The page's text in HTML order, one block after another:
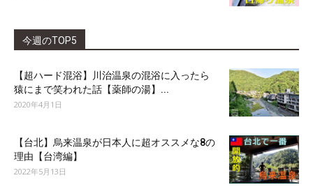
今週のTOP5
【超ハード混浴】川治温泉の混浴に入ったら
猿にまで笑われた話【薬師の湯】...
2020年4月1日
【台北】烏来温泉が日本人に超オススメな8の
理由【台湾編】
2022年5月13日